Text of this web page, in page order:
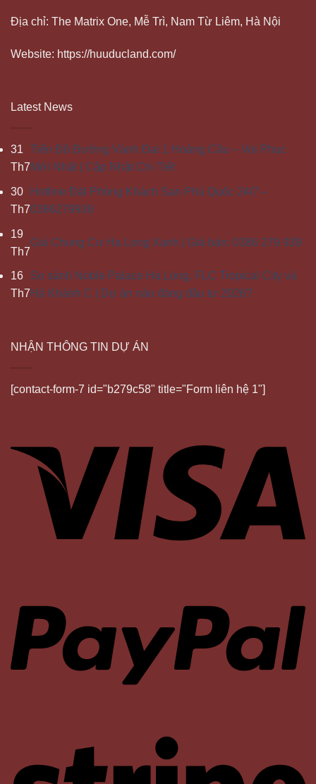
Địa chỉ: The Matrix One, Mễ Trì, Nam Từ Liêm, Hà Nội
Website: https://huuducland.com/
Latest News
31
Th7
Tiến Độ Đường Vành Đai 1 Hoàng Cầu – Voi Phục
Mới Nhất | Cập Nhật Chi Tiết
30
Th7
Hotline Đặt Phòng Khách Sạn Phú Quốc 24/7 –
0386279939
19
Th7
Giá Chung Cư Hạ Long Xanh | Giá bán: 0386 279 939
16
Th7
So sánh Noble Palace Hạ Long, FLC Tropical City và
Hà Khánh C | Dự án nào đáng đầu tư 2026?
NHẬN THÔNG TIN DỰ ÁN
[contact-form-7 id="b279c58" title="Form liên hệ 1"]